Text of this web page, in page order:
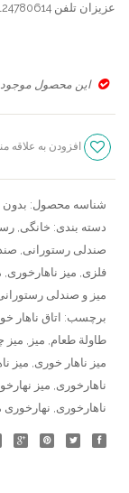
عزیزان تلفن 09124780614 در خدمت شما بزرگواران می باشد.
این محصول موجود
افزودن به علاقه
شناسه محصول:
دسته بندی: خانگی,
صندلی رستورانی,
فلزی, میز ناهارخوری,
میز و صندلی
برچسب: اتاق ناهار
طاولة طعام, میز , میز
میز ناهار خوری, میز
ناهارخوری, میز
ناهارخوری,